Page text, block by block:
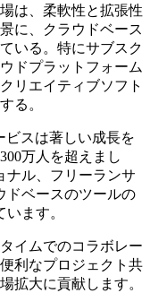
は、柔軟性と拡張性
に、クラウドベース
いる。特にサブスク
ドプラットフォーム
リエイティブソフト
る。
ビスは著しい成長を
万人を超えまし
ナル、フリーランサ
ドベースのツールの
ます。
イムでのコラボレー
利なプロジェクト共
拡大に貢献します。